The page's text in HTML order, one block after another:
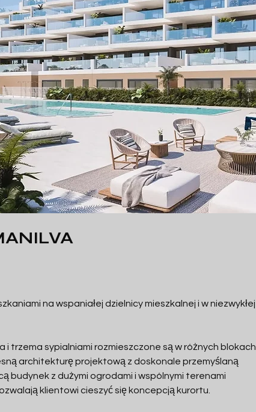
na wspaniałej dzielnicy mieszkalnej i w niezwykłej
trzema sypialniami rozmieszczone są w różnych blokach.
architekturę projektową z doskonale przemyślaną
budynek z dużymi ogrodami i wspólnymi terenami
klientowi cieszyć się koncepcją kurortu.